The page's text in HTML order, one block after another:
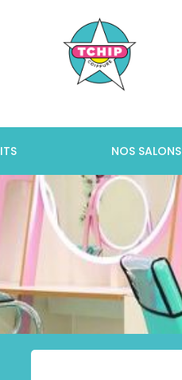
NOS SALONS